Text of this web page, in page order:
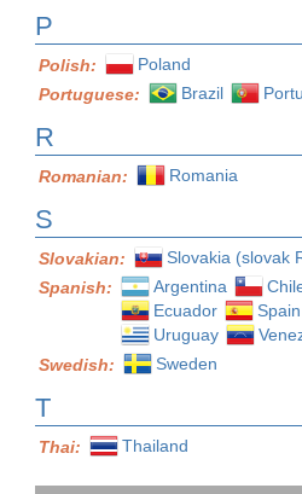
P
Polish:
Poland
Portuguese:
Brazil
R
Romanian: Romania
S
Slovakian:
Slovakia (slovak
Spanish:
Argentina
Ecuador
Spain
Uruguay
Swedish:
Sweden
T
Thai: Thailand